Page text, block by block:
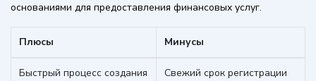
основаниями для предоставления финансовых услуг.
Плюсы Минусы
Быстрый процесс создания
Свежий срок регистрации